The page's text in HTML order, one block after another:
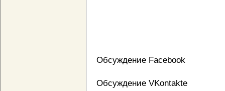
Обсуждение Facebook
Обсуждение VKontakte